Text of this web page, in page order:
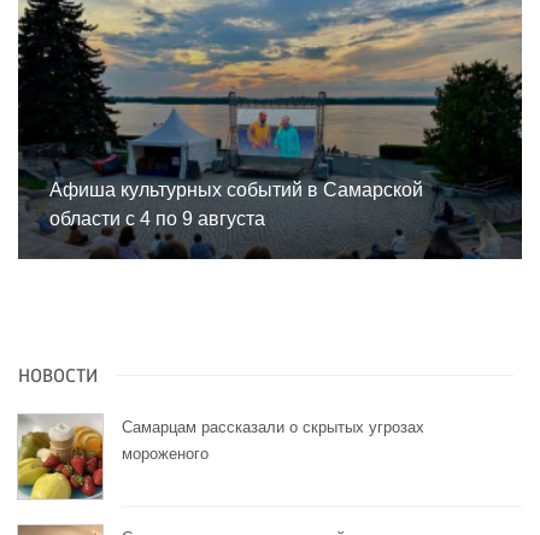
Афиша культурных событий в Самарской
области с 4 по 9 августа
НОВОСТИ
Самарцам рассказали о скрытых угрозах
мороженого